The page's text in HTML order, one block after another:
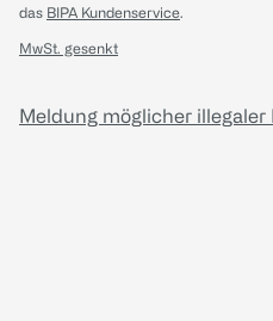
das BIPA Kundenservice.
MwSt. gesenkt
Meldung möglicher illegaler